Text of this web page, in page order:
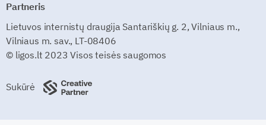
Partneris
Lietuvos internistų draugija Santariškių g. 2, Vilniaus m.,
Vilniaus m. sav., LT-08406
© ligos.lt 2023 Visos teisės saugomos
Sukūrė